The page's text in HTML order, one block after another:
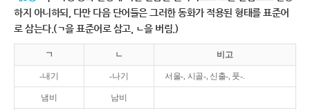
하지 아니하되, 다만 다음 단어들은 그러한 동화가 적용된 형태를 표준어
로 삼는다.(ㄱ을 표준어로 삼고, ㄴ을 버림.)
ㄱ ㄴ 비고
-내기 -나기 서울-, 시골-, 신출-, 풋-.
냄비 남비